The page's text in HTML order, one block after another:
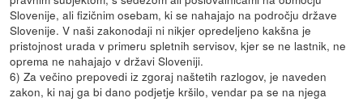
Slovenije, ali fizičnim osebam, ki se nahajajo na področju države
Slovenije. V naši zakonodaji ni nikjer opredeljeno kakšna je
pristojnost urada v primeru spletnih servisov, kjer se ne lastnik, ne
oprema ne nahajajo v državi Sloveniji.
6) Za večino prepovedi iz zgoraj naštetih razlogov, je naveden
zakon, ki naj ga bi dano podjetje kršilo, vendar pa se na njega